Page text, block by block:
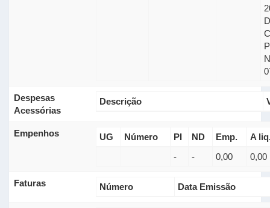
Despesas
Acessórias
Descrição
Empenhos UG Número PI ND Emp.
A
-
- 0,00 0,00
Faturas Número Data Emissão